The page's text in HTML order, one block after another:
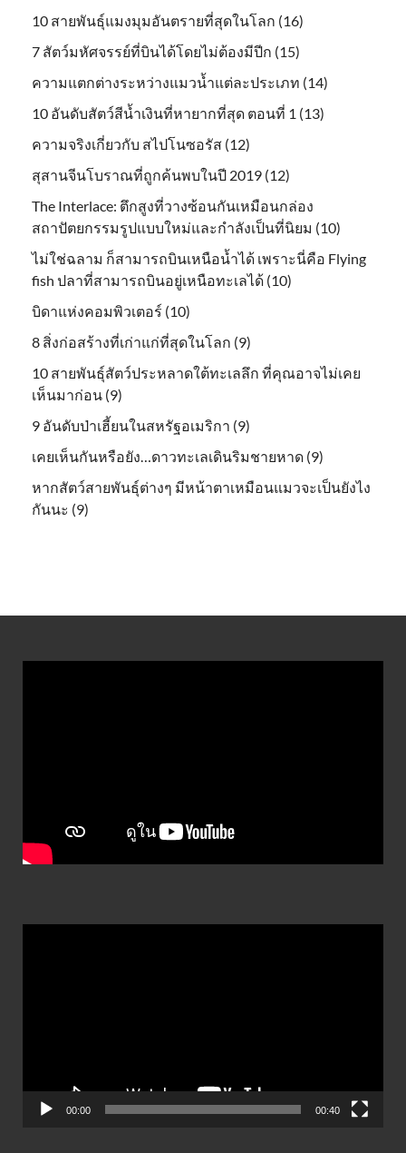
10 สายพันธุ์แมงมุมอันตรายที่สุดในโลก (16)
7 สัตว์มหัศจรรย์ที่บินได้โดยไม่ต้องมีปีก (15)
ความแตกต่างระหว่างแมวน้ำแต่ละประเภท (14)
10 อันดับสัตว์สีน้ำเงินที่หายากที่สุด ตอนที่ 1 (13)
ความจริงเกี่ยวกับ สไปโนซอรัส (12)
สุสานจีนโบราณที่ถูกค้นพบในปี 2019 (12)
The Interlace: ตึกสูงที่วางซ้อนกันเหมือนกล่อง
สถาปัตยกรรมรูปแบบใหม่และกำลังเป็นที่นิยม (10)
ไม่ใช่ฉลาม ก็สามารถบินเหนือน้ำได้ เพราะนี่คือ Flying
fish ปลาที่สามารถบินอยู่เหนือทะเลได้ (10)
บิดาแห่งคอมพิวเตอร์ (10)
8 สิ่งก่อสร้างที่เก่าแก่ที่สุดในโลก (9)
10 สายพันธุ์สัตว์ประหลาดใต้ทะเลลึก ที่คุณอาจไม่เคย
เห็นมาก่อน (9)
9 อันดับป่าเฮี้ยนในสหรัฐอเมริกา (9)
เคยเห็นกันหรือยัง…ดาวทะเลเดินริมชายหาด (9)
หากสัตว์สายพันธุ์ต่างๆ มีหน้าตาเหมือนแมวจะเป็นยังไง
กันนะ (9)
00:00 00:40